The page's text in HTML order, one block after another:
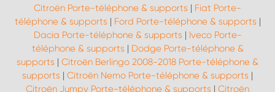
Citroën Porte-téléphone & supports | Fiat Porte-
téléphone & supports | Ford Porte-téléphone & supports |
Dacia Porte-téléphone & supports | Iveco Porte-
téléphone & supports | Dodge Porte-téléphone &
supports | Citroën Berlingo 2008-2018 Porte-téléphone &
supports | Citroën Nemo Porte-téléphone & supports |
Citroën Jumpy Porte-téléphone & supports | Citroën